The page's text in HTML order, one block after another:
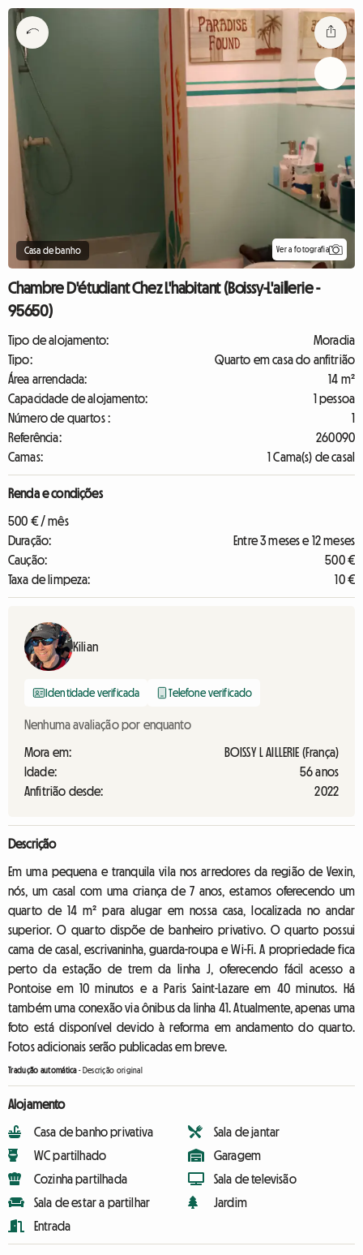
Casa de banho Ver a fotografia
Chambre D'étudiant Chez L'habitant (Boissy-L'aillerie -
95650)
Tipo de alojamento:
Moradia
Tipo:
Quarto em casa do anfitrião
Área arrendada:
14 m²
Capacidade de alojamento:
1 pessoa
Número de quartos :
1
Referência:
260090
Camas:
1 Cama(s) de casal
Renda e condições
500 € / mês
Duração:
Entre 3 meses e 12 meses
Caução:
500 €
Taxa de limpeza:
10 €
Kilian
Identidade verificada Telefone verificado
Nenhuma avaliação por enquanto
Mora em:
BOISSY L AILLERIE (França)
Idade:
56 anos
Anfitrião desde:
2022
Descrição
Em uma pequena e tranquila vila nos arredores da região de Vexin,
nós, um casal com uma criança de 7 anos, estamos oferecendo um
quarto de 14 m² para alugar em nossa casa, localizada no andar
superior. O quarto dispõe de banheiro privativo. O quarto possui
cama de casal, escrivaninha, guarda-roupa e Wi-Fi. A propriedade fica
perto da estação de trem da linha J, oferecendo fácil acesso a
Pontoise em 10 minutos e a Paris Saint-Lazare em 40 minutos. Há
também uma conexão via ônibus da linha 41. Atualmente, apenas uma
foto está disponível devido à reforma em andamento do quarto.
Fotos adicionais serão publicadas em breve.
Tradução automática- Descrição original
Alojamento
Casa de banho privativa
WC partilhado
Cozinha partilhada
Sala de estar a partilhar
Entrada
Sala de jantar
Garagem
Sala de televisão
Jardim